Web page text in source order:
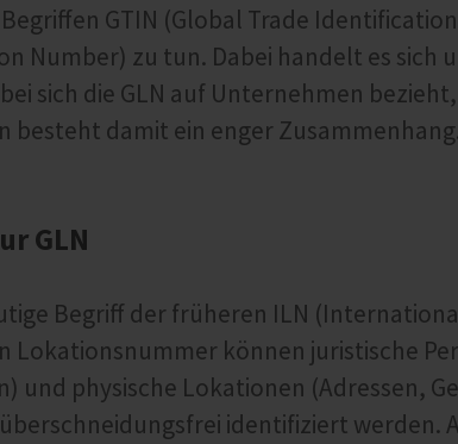
GTIN (Global Trade
Number) zu tun. Dabei handelt es sich
sich die GLN auf Unternehmen
besteht damit ein enger
GLN
Begriff der früheren ILN
Lokationsnummer können juristische
und physische Lokationen (Adressen,
identifiziert werden.